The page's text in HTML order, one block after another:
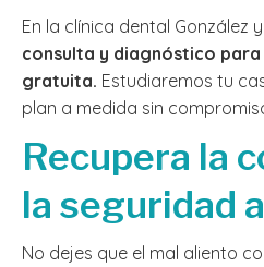
En la clínica dental González
consulta y diagnóstico
gratuita. Estudiaremos tu
plan a medida sin
Recupera la
la seguridad
No dejes que el mal aliento